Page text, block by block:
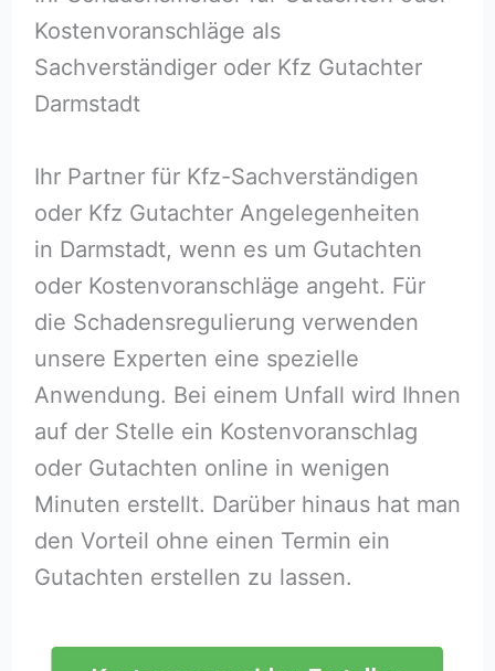
Kostenvoranschläge als
Sachverständiger oder Kfz Gutachter
Darmstadt
Ihr Partner für Kfz-Sachverständigen
oder Kfz Gutachter Angelegenheiten
in Darmstadt, wenn es um Gutachten
oder Kostenvoranschläge angeht. Für
die Schadensregulierung verwenden
unsere Experten eine spezielle
Anwendung. Bei einem Unfall wird Ihnen
auf der Stelle ein Kostenvoranschlag
oder Gutachten online in wenigen
Minuten erstellt. Darüber hinaus hat man
den Vorteil ohne einen Termin ein
Gutachten erstellen zu lassen.